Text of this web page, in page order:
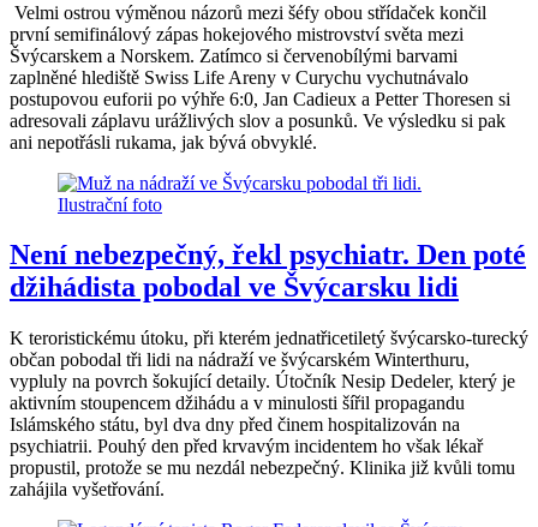
Velmi ostrou výměnou názorů mezi šéfy obou střídaček končil
první semifinálový zápas hokejového mistrovství světa mezi
Švýcarskem a Norskem. Zatímco si červenobílými barvami
zaplněné hlediště Swiss Life Areny v Curychu vychutnávalo
postupovou euforii po výhře 6:0, Jan Cadieux a Petter Thoresen si
adresovali záplavu urážlivých slov a posunků. Ve výsledku si pak
ani nepotřásli rukama, jak bývá obvyklé.
Není nebezpečný, řekl psychiatr. Den poté
džihádista pobodal ve Švýcarsku lidi
K teroristickému útoku, při kterém jednatřicetiletý švýcarsko-turecký
občan pobodal tři lidi na nádraží ve švýcarském Winterthuru,
vypluly na povrch šokující detaily. Útočník Nesip Dedeler, který je
aktivním stoupencem džihádu a v minulosti šířil propagandu
Islámského státu, byl dva dny před činem hospitalizován na
psychiatrii. Pouhý den před krvavým incidentem ho však lékař
propustil, protože se mu nezdál nebezpečný. Klinika již kvůli tomu
zahájila vyšetřování.